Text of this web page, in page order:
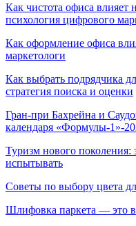
Как чистота офиса влияет
психология цифрового
Как оформление офиса
маркетологи
Как выбрать подрядчика
стратегия поиска и оценки
Гран-при Бахрейна и
календаря «Формулы-1»-
Туризм нового поколения:
испытывать
Советы по выбору цвета
Шлифовка паркета — это